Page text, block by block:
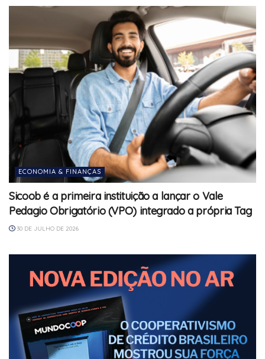
ECONOMIA & FINANÇAS
Sicoob é a primeira instituição a lançar o Vale
Pedagio Obrigatório (VPO) integrado a própria Tag
30 DE JULHO DE 2026